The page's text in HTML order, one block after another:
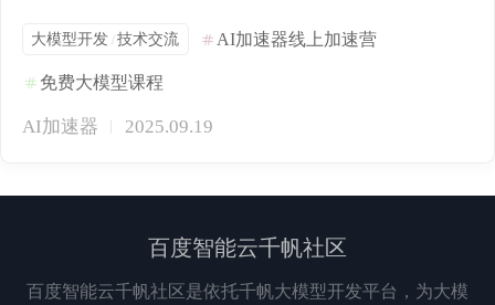
大模型开发 /技术交流 AI加速器线上加速营
免费大模型课程
AI加速器 2025.09.19
百度智能云千帆社区
百度智能云千帆社区是依托千帆大模型开发平台，为大模